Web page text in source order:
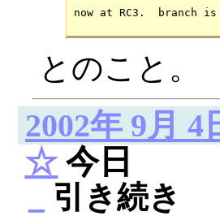
とのこと。
2002年 9月 4
☆今日
引き続き